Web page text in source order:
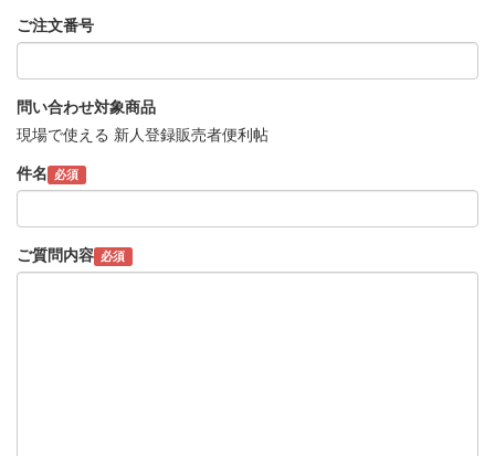
ご注文番号
問い合わせ対象商品
現場で使える 新人登録販売者便利帖
件名 必須
ご質問内容 必須